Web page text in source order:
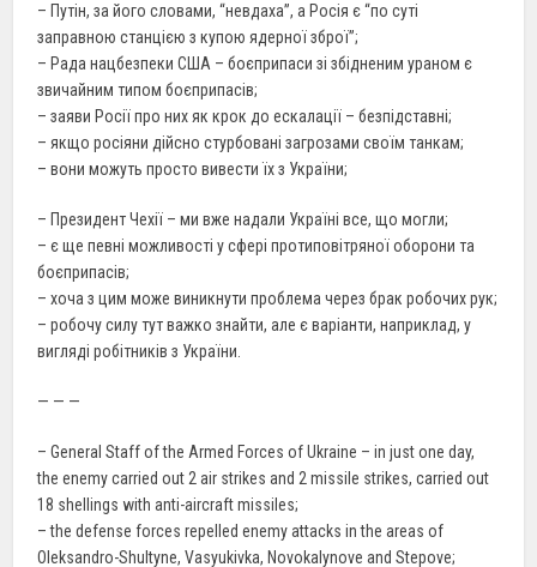
– Путін, за його словами, “невдаха”, а Росія є “по суті
заправною станцією з купою ядерної зброї”;
– Рада нацбезпеки США – боєприпаси зі збідненим ураном є
звичайним типом боєприпасів;
– заяви Росії про них як крок до ескалації – безпідставні;
– якщо росіяни дійсно стурбовані загрозами своїм танкам;
– вони можуть просто вивести їх з України;
– Президент Чехії – ми вже надали Україні все, що могли;
– є ще певні можливості у сфері протиповітряної оборони та
боєприпасів;
– хоча з цим може виникнути проблема через брак робочих рук;
– робочу силу тут важко знайти, але є варіанти, наприклад, у
вигляді робітників з України.
— — —
– General Staff of the Armed Forces of Ukraine – in just one day,
the enemy carried out 2 air strikes and 2 missile strikes, carried out
18 shellings with anti-aircraft missiles;
– the defense forces repelled enemy attacks in the areas of
Oleksandro-Shultyne, Vasyukivka, Novokalynove and Stepove;